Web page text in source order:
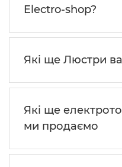
Electro-shop?
Які ще Люстри
Які ще
ми продаємо